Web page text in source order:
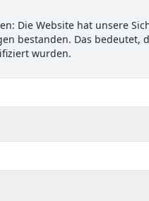
Die Website hat unsere
bestanden. Das bedeutet,
wurden.